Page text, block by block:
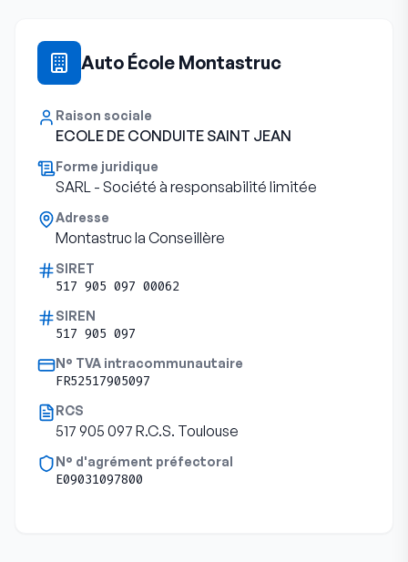
Auto École Montastruc
Raison sociale
ECOLE DE CONDUITE SAINT JEAN
Forme juridique
SARL - Société à responsabilité limitée
Adresse
Montastruc la Conseillère
SIRET
517 905 097 00062
SIREN
517 905 097
N° TVA intracommunautaire
FR52517905097
RCS
517 905 097 R.C.S. Toulouse
N° d'agrément préfectoral
E09031097800